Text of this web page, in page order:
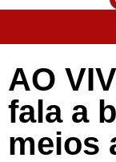
AO
fala a
meios